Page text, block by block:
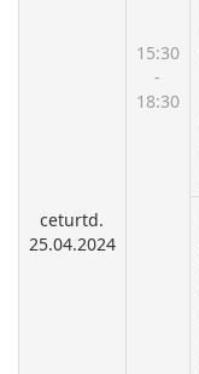
ceturtd.
25.04.2024
15:30
-
18:30